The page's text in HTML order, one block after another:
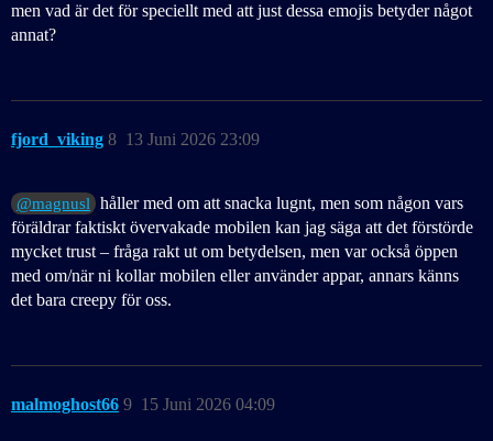
men vad är det för speciellt med att just dessa emojis betyder något
annat?
fjord_viking 13 Juni 2026 23:09
8
@magnusl håller med om att snacka lugnt, men som någon vars
föräldrar faktiskt övervakade mobilen kan jag säga att det förstörde
mycket trust – fråga rakt ut om betydelsen, men var också öppen
med om/när ni kollar mobilen eller använder appar, annars känns
det bara creepy för oss.
malmoghost66 15 Juni 2026 04:09
9